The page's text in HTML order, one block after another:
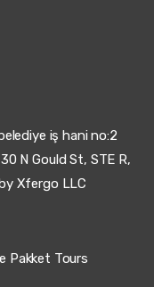
Transferdienst
en geduldig,
modern, airco
iş hani no:2
N Gould St, STE R,
Xfergo LLC
Pakket Tours